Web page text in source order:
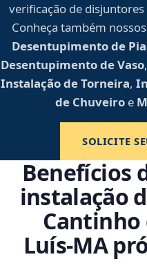
verificação de
Conheça também
Desentupimento de Pia
Desentupimento de Vaso,
Instalação de Torneira,
de Chuveiro e
SOLICITE
Benefícios
instalação
Cantinho
Luís‑MA